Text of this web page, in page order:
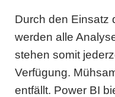
Durch den Einsatz
werden alle
stehen somit
Verfügung.
entfällt. Power BI